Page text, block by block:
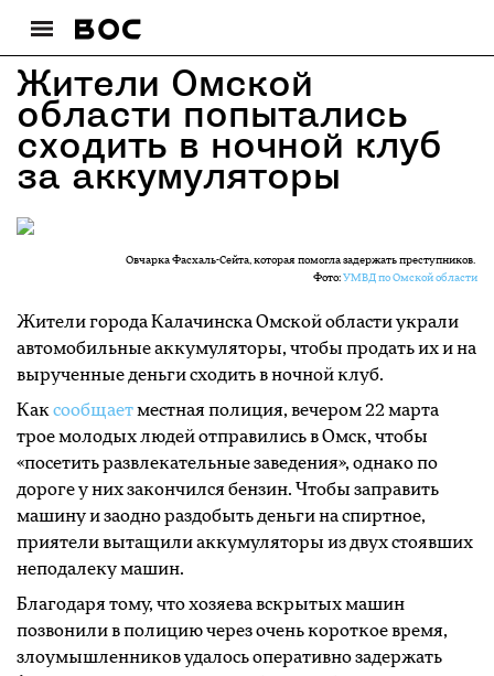
Жители Омской
области попытались
сходить в ночной клуб
за аккумуляторы
Овчарка Фасхаль-Сейта, которая помогла задержать преступников.
Фото: УМВД по Омской области
Жители города Калачинска Омской области украли
автомобильные аккумуляторы, чтобы продать их и на
вырученные деньги сходить в ночной клуб.
Как сообщаетместная полиция, вечером 22 марта
трое молодых людей отправились в Омск, чтобы
«посетить развлекательные заведения», однако по
дороге у них закончился бензин. Чтобы заправить
машину и заодно раздобыть деньги на спиртное,
приятели вытащили аккумуляторы из двух стоявших
неподалеку машин.
Благодаря тому, что хозяева вскрытых машин
позвонили в полицию через очень короткое время,
злоумышленников удалось оперативно задержать